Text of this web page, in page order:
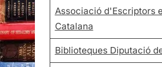
Associació d'Escriptors
Catalana
Biblioteques Diputació